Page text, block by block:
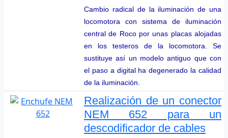
Cambio radical de la iluminación de una
locomotora con sistema de iluminación
central de Roco por unas placas alojadas
en los testeros de la locomotora. Se
sustituye así un modelo antiguo que con
el paso a digital ha degenerado la calidad
de la iluminación.
Realización de un conector
NEM 652 para un
descodificador de cables